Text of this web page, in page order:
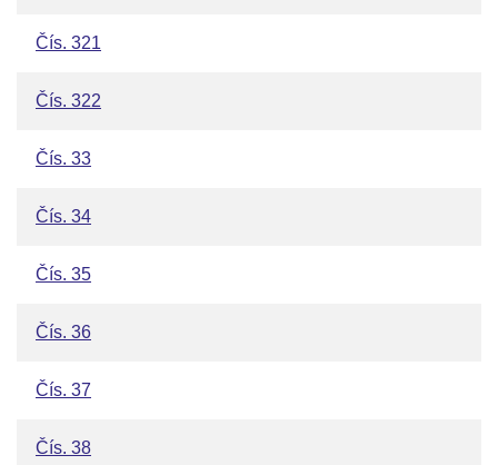
Čís. 321
Čís. 322
Čís. 33
Čís. 34
Čís. 35
Čís. 36
Čís. 37
Čís. 38